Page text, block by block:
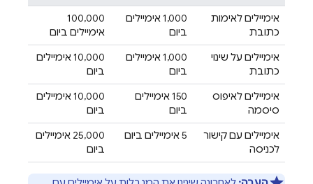
אימיילים לאימות
כתובת
‫1,000 אימיילים
ביום
‫100,000
אימיילים ביום
אימיילים על שינוי
כתובת
‫1,000 אימיילים
ביום
‫10,000 אימיילים
ביום
אימיילים לאיפוס
סיסמה
‫150 אימיילים
ביום
‫10,000 אימיילים
ביום
אימיילים עם קישור
לכניסה
‫5 אימיילים ביום
‫25,000 אימיילים
ביום